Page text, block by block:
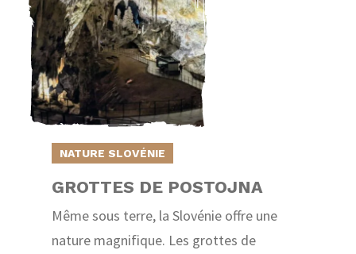
NATURE SLOVÉNIE
GROTTES DE POSTOJNA
Même sous terre, la Slovénie offre une
nature magnifique. Les grottes de